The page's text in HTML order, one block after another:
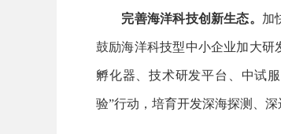
完善海洋科技创新生态。 加
鼓励海洋科技型中小企业加大研
孵化器、技术研发平台、中试
验”行动，培育开发深海探测、